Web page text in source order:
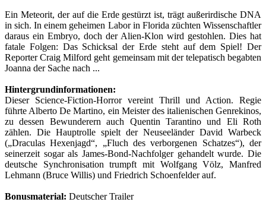
Ein Meteorit, der auf die Erde gestürzt ist, trägt außerirdische DNA
in sich. In einem geheimen Labor in Florida züchten Wissenschaftler
daraus ein Embryo, doch der Alien-Klon wird gestohlen. Dies hat
fatale Folgen: Das Schicksal der Erde steht auf dem Spiel! Der
Reporter Craig Milford geht gemeinsam mit der telepatisch begabten
Joanna der Sache nach ...
Hintergrundinformationen:
Dieser Science-Fiction-Horror vereint Thrill und Action. Regie
führte Alberto De Martino, ein Meister des italienischen Genrekinos,
zu dessen Bewunderern auch Quentin Tarantino und Eli Roth
zählen. Die Hauptrolle spielt der Neuseeländer David Warbeck
(„Draculas Hexenjagd“, „Fluch des verborgenen Schatzes“), der
seinerzeit sogar als James-Bond-Nachfolger gehandelt wurde. Die
deutsche Synchronisation trumpft mit Wolfgang Völz, Manfred
Lehmann (Bruce Willis) und Friedrich Schoenfelder auf.
Bonusmaterial: Deutscher Trailer